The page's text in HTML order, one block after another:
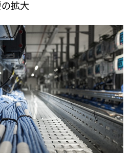
拡大